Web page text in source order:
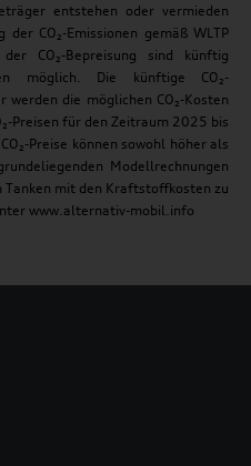
entstehen oder vermieden
CO₂-Emissionen gemäß WLTP
CO₂-Bepreisung sind künftig
möglich. Die künftige CO₂-
die möglichen CO₂-Kosten
Preisen für den Zeitraum 2025 bis
Preise können sowohl höher als
Modellrechnungen
Tanken mit den Kraftstoffkosten zu
www.alternativ-mobil.info